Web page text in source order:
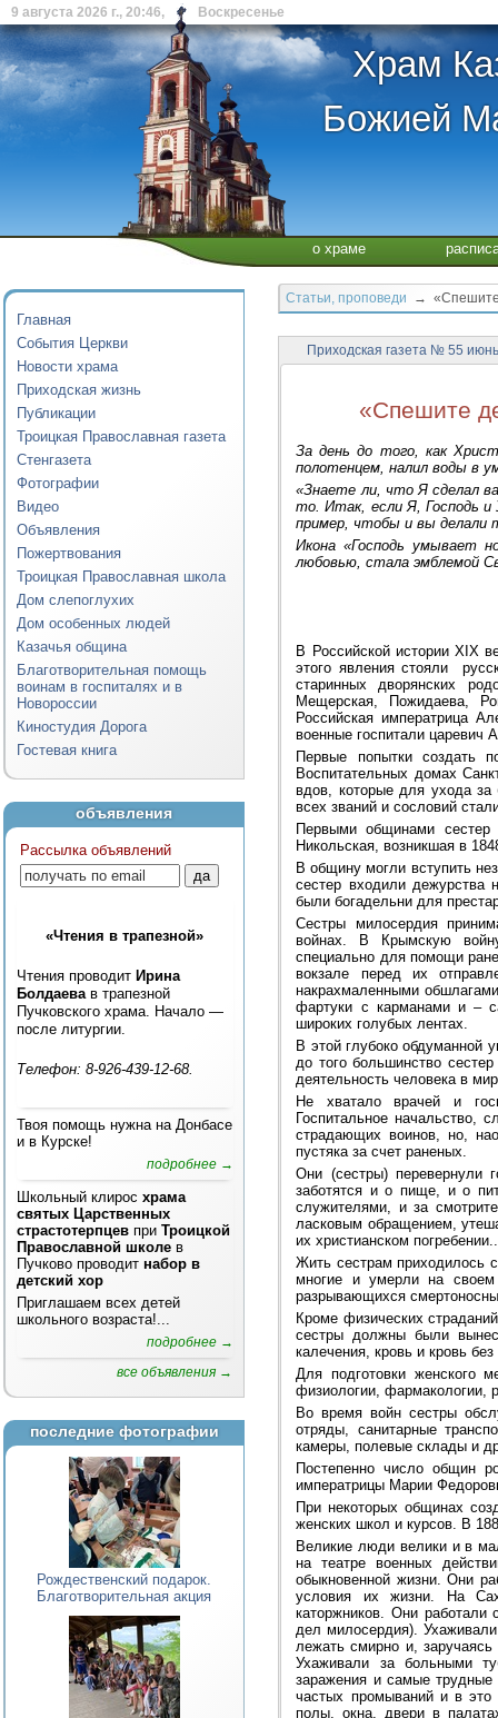
9 августа 2026 г., 20:46, Воскресенье
Храм
Божией
о храме
Главная
События Церкви
Новости храма
Приходская жизнь
Публикации
Троицкая Православная газета
Стенгазета
Фотографии
Видео
Объявления
Пожертвования
Троицкая Православная школа
Дом слепоглухих
Дом особенных людей
Казачья община
Благотворительная помощь
воинам в госпиталях и в
Новороссии
Киностудия Дорога
Гостевая книга
объявления
Рассылка объявлений
«Чтения в трапезной»
Чтения проводит Ирина
Болдаева в трапезной
Пучковского храма. Начало —
после литургии.
Телефон: 8-926-439-12-68.
Твоя помощь нужна на Донбасе
и в Курске!
подробнее →
Школьный клирос храма
святых Царственных
страстотерпцев при Троицкой
Православной школе в
Пучково проводит набор в
детский хор
Приглашаем всех детей
школьного возраста!...
подробнее →
все объявления →
последние фотографии
Рождественский подарок.
Благотворительная акция
Статьи, проповеди → «Спешите
Приходская газета № 55
«Спешите
За день до того, как
полотенцем, налил воды в
«Знаете ли, что Я сделал
то. Итак, если Я, Господь
пример, чтобы и вы делали
Икона «Господь умывает
любовью, стала эмблемой
В Российской истории XIX
этого явления стояли
старинных дворянских
Мещерская, Пожидаева,
Российская императрица
военные госпитали царевич
Первые попытки создать
Воспитательных домах
вдов, которые для ухода
всех званий и сословий
Первыми общинами сестер
Никольская, возникшая в
В общину могли вступить
сестер входили
были богадельни для
Сестры милосердия
войнах. В Крымскую войну
специально для помощи
вокзале перед их
накрахмаленными
фартуки с карманами и –
широких голубых лентах.
В этой глубоко обдуманной
до того большинство
деятельность человека в
Не хватало врачей и
Госпитальное начальство,
страдающих воинов, но,
пустяка за счет раненых.
Они (сестры) перевернули
заботятся и о пище, и о
служителями, и за
ласковым обращением,
их христианском
Жить сестрам приходилось
многие и умерли на
разрывающихся
Кроме физических
сестры должны были
калечения, кровь и кровь
Для подготовки женского
физиологии, фармакологии,
Во время войн сестры
отряды, санитарные
камеры, полевые склады и
Постепенно число общин
императрицы Марии
При некоторых общинах
женских школ и курсов. В
Великие люди велики и в
на театре военных
обыкновенной жизни. Они
условия их жизни. На
каторжников. Они работали
дел милосердия).
лежать смирно и,
Ухаживали за больными
заражения и самые трудные
частых промываний и в это
полы, окна, двери в